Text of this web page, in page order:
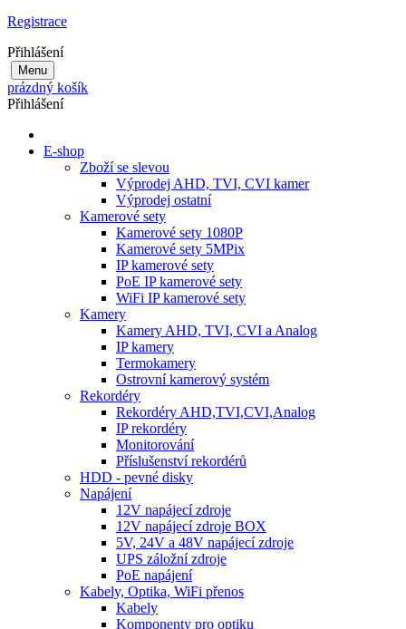
Registrace
Přihlášení
Menu
prázdný košík
Přihlášení
E-shop
Zboží se slevou
Výprodej AHD, TVI, CVI kamer
Výprodej ostatní
Kamerové sety
Kamerové sety 1080P
Kamerové sety 5MPix
IP kamerové sety
PoE IP kamerové sety
WiFi IP kamerové sety
Kamery
Kamery AHD, TVI, CVI a Analog
IP kamery
Termokamery
Ostrovní kamerový systém
Rekordéry
Rekordéry AHD,TVI,CVI,Analog
IP rekordéry
Monitorování
Příslušenství rekordérů
HDD - pevné disky
Napájení
12V napájecí zdroje
12V napájecí zdroje BOX
5V, 24V a 48V napájecí zdroje
UPS záložní zdroje
PoE napájení
Kabely, Optika, WiFi přenos
Kabely
Komponenty pro optiku